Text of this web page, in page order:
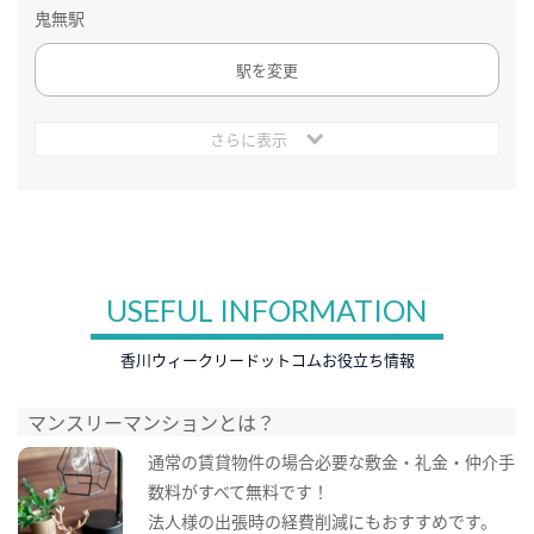
鬼無駅
駅を変更
さらに表示
USEFUL INFORMATION
香川ウィークリードットコムお役立ち情報
マンスリーマンションとは？
通常の賃貸物件の場合必要な敷金・礼金・仲介手
数料がすべて無料です！
法人様の出張時の経費削減にもおすすめです。